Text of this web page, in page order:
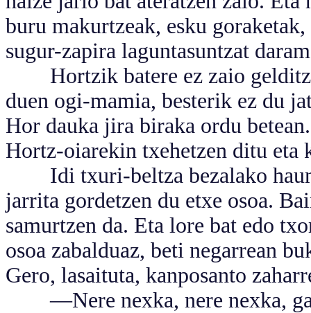
buru makurtzeak, esku
sugur-zapira laguntasuntzat
Hortzik batere ez zaio
duen ogi-mamia, besterik ez du
Hor dauka jira biraka ordu
Hortz-oiarekin txehetzen ditu eta
Idi txuri-beltza bezalako
jarrita gordetzen du etxe osoa.
samurtzen da. Eta lore bat edo
osoa zabalduaz, beti negarrean
Gero, lasaituta, kanposanto
—Nere nexka, nere nexka,